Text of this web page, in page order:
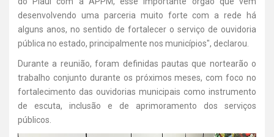
desenvolvendo uma parceria muito forte com a rede há
alguns anos, no sentido de fortalecer o serviço de ouvidoria
pública no estado, principalmente nos municípios", declarou.
Durante a reunião, foram definidas pautas que nortearão o
trabalho conjunto durante os próximos meses, com foco no
fortalecimento das ouvidorias municipais como instrumento
de escuta, inclusão e de aprimoramento dos serviços
públicos.